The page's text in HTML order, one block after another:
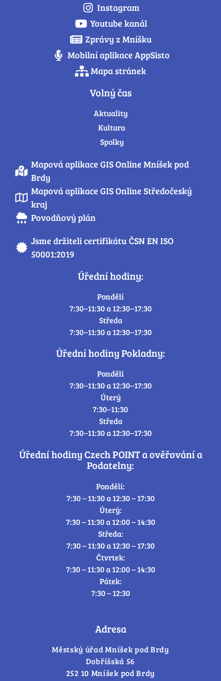
Instagram
Youtube kanál
Zprávy z Mníšku
Mobilní aplikace AppSisto
Mapa stránek
Volný čas
Aktuality
Kultura
Spolky
Mapová aplikace GIS Online Mníšek pod
Brdy
Mapová aplikace GIS Online Středočeský
kraj
Povodňový plán
Jsme držiteli certifikátu ČSN EN ISO
50001:2019
Úřední hodiny:
Pondělí
7:30–11:30 a 12:30–17:30
Středa
7:30–11:30 a 12:30–17:30
Úřední hodiny Pokladny:
Pondělí
7:30–11:30 a 12:30–17:30
Úterý
7:30–11:30
Středa
7:30–11:30 a 12:30–17:30
Úřední hodiny Czech POINT a ověřování a
Podatelny:
Pondělí:
7:30 – 11:30 a 12:30 – 17:30
Úterý:
7:30 – 11:30 a 12:00 – 14:30
Středa:
7:30 – 11:30 a 12:30 – 17:30
Čtvrtek:
7:30 – 11:30 a 12:00 – 14:30
Pátek:
7:30 – 12:30
Adresa
Městský úřad Mníšek pod Brdy
Dobříšská 56
252 10 Mníšek pod Brdy